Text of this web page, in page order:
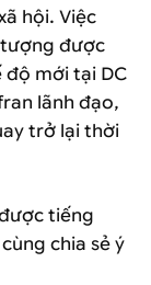
hội. Việc
được
độ mới tại DC
lãnh đạo,
trở lại thời
tiếng
chia sẻ ý